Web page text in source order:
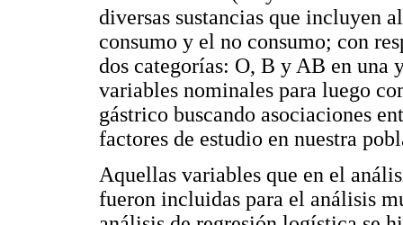
diversas sustancias que incluyen
consumo y el no consumo; con
dos categorías: O, B y AB en una
variables nominales para luego
gástrico buscando asociaciones
factores de estudio en nuestra
Aquellas variables que en el
fueron incluidas para el análisis